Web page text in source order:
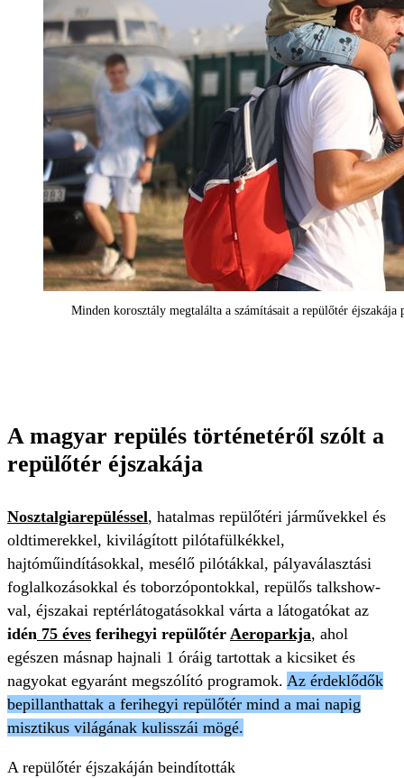
Minden korosztály megtalálta a számításait a repülőtér
A magyar repülés történetéről szólt a
repülőtér éjszakája
Nosztalgiarepüléssel, hatalmas repülőtéri járművekkel és
oldtimerekkel, kivilágított pilótafülkékkel,
hajtóműindításokkal, mesélő pilótákkal, pályaválasztási
foglalkozásokkal és toborzópontokkal, repülős talkshow-
val, éjszakai reptérlátogatásokkal várta a látogatókat az
idén 75 éves ferihegyi repülőtér Aeroparkja, ahol
egészen másnap hajnali 1 óráig tartottak a kicsiket és
nagyokat egyaránt megszólító programok. Az érdeklődők
bepillanthattak a ferihegyi repülőtér mind a mai napig
misztikus világának kulisszái mögé.
A repülőtér éjszakáján beindították